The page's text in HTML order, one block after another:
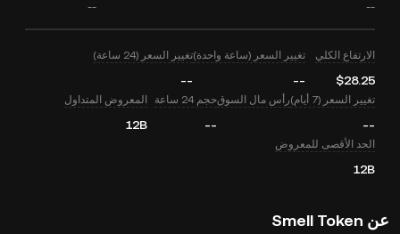
--
--
الارتفاع الكلي
$28.25
تغيير السعر (ساعة واحدة)
--
تغيير السعر (24 ساعة)
--
تغيير السعر (7 أيام)
--
رأس مال السوقحجم 24 ساعة
--
المعروض المتداول
12B
الحد الأقصى للمعروض
12B
عن Smell Token